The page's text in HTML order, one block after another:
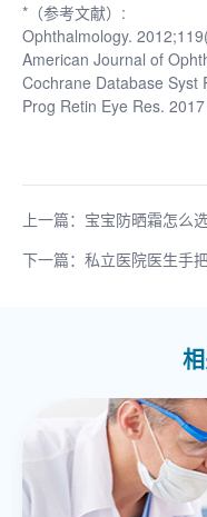
*（参考文献）:
Ophthalmology.
American Journal of
Cochrane Database Syst
Prog Retin Eye Res.
上一篇：宝宝防晒霜怎么
下一篇：私立医院医生手